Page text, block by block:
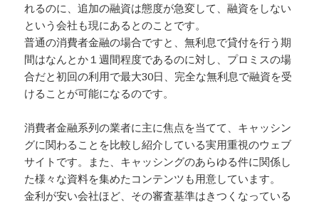
れるのに、追加の融資は態度が急変して、融資をしない
という会社も現にあるとのことです。
普通の消費者金融の場合ですと、無利息で貸付を行う期
間はなんとか１週間程度であるのに対し、プロミスの場
合だと初回の利用で最大30日、完全な無利息で融資を受
けることが可能になるのです。
消費者金融系列の業者に主に焦点を当てて、キャッシン
グに関わることを比較し紹介している実用重視のウェブ
サイトです。また、キャッシングのあらゆる件に関係し
た様々な資料を集めたコンテンツも用意しています。
金利が安い会社ほど、その審査基準はきつくなっている